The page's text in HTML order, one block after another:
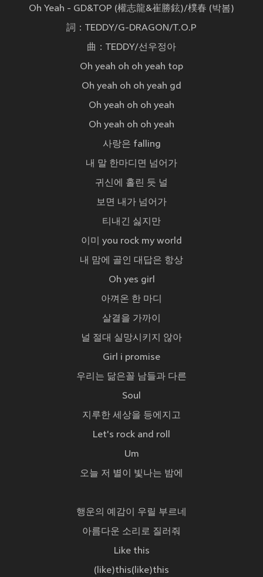
Oh Yeah - GD&TOP (權志龍&崔勝鉉)/樸春 (박봄)
詞：TEDDY/G-DRAGON/T.O.P
曲：TEDDY/선우정아
Oh yeah oh oh yeah top
Oh yeah oh oh yeah gd
Oh yeah oh oh yeah
Oh yeah oh oh yeah
사랑은 falling
내 말 한마디면 넘어가
귀신에 홀린 듯 널
보면 내가 넘어가
티내긴 싫지만
이미 you rock my world
내 맘에 골인 대답은 항상
Oh yes girl
아껴온 한 마디
살결을 가까이
널 절대 실망시키지 않아
Girl i promise
우리는 닮은꼴 남들과 다른
Soul
지루한 세상을 등에지고
Let's rock and roll
Um
오늘 저 별이 빛나는 밤에
행운의 예감이 우릴 부르네
아름다운 소리로 질러줘
Like this
(like)this(like)this